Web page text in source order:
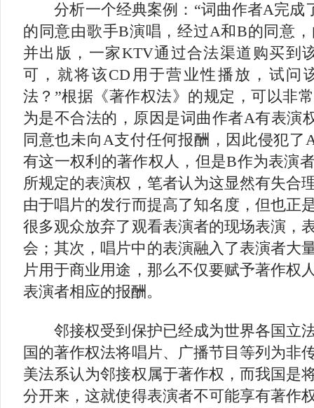
分析一个经典案例：“词曲作者A完成
的同意由歌手B演唱，经过A和B的同意
并出版，一家KTV通过合法渠道购买到
可，就将该CD用于营业性播放，试问
法？”根据《著作权法》的规定，可以非
为是不合法的，原因是词曲作者A有表演
同意也未向A支付任何报酬，因此侵犯了
有这一权利的著作权人，但是B作为表演
所规定的表演权，笔者认为这显然有失合
由于唱片的发行而提高了知名度，但也正
很多观众放弃了观看表演者的现场表演，
会；其次，唱片中的表演融入了表演者大
片用于商业用途，那么不仅要赋予著作权
表演者相应的报酬。
邻接权受到保护已经成为世界各国立
国的著作权法将唱片、广播节目等列为非
美法系认为邻接权属于著作权，而我国是
分开来，这就使得表演者不可能享有著作